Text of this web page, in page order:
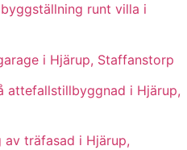
runt villa i
i Hjärup, Staffanstorp
attefallstillbyggnad i Hjärup,
träfasad i Hjärup,